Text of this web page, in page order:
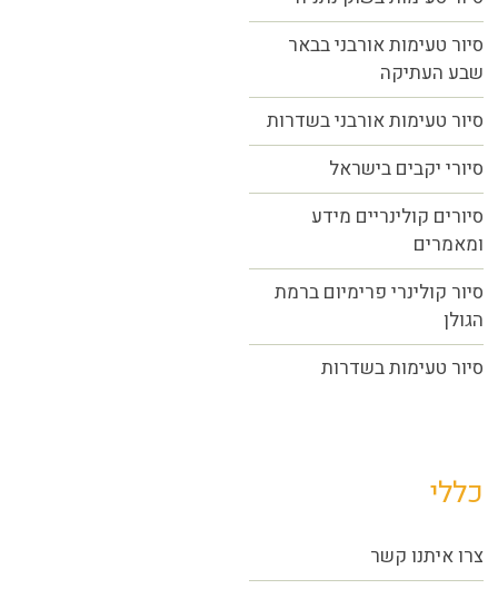
סיור טעימות אורבני בבאר
שבע העתיקה
סיור טעימות אורבני בשדרות
סיורי יקבים בישראל
סיורים קולינריים מידע
ומאמרים
סיור קולינרי פרימיום ברמת
הגולן
סיור טעימות בשדרות
כללי
צרו איתנו קשר